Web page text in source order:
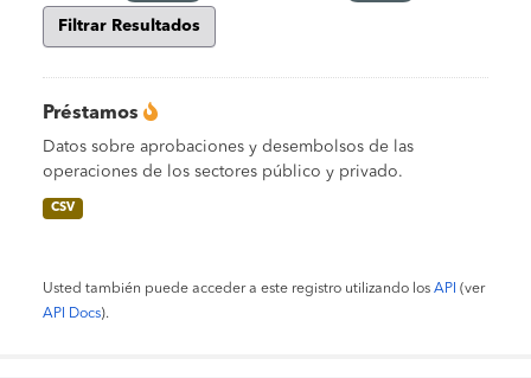
Filtrar Resultados
Préstamos
Datos sobre aprobaciones y desembolsos de las
operaciones de los sectores público y privado.
CSV
Usted también puede acceder a este registro utilizando los API (ver
API Docs).